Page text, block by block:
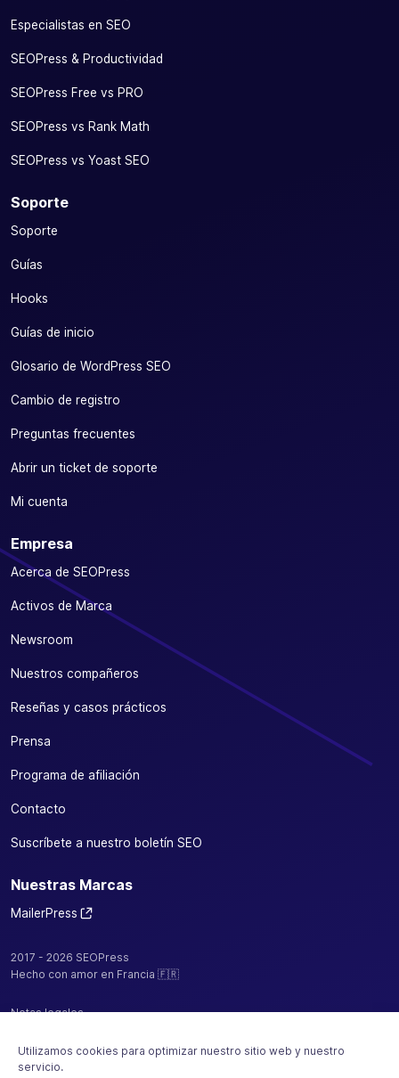
Utilizamos cookies para optimizar nuestro sitio web y nuestro
servicio.
Especialistas en SEO
SEOPress & Productividad
SEOPress Free vs PRO
SEOPress vs Rank Math
SEOPress vs Yoast SEO
Soporte
Soporte
Guías
Hooks
Guías de inicio
Glosario de WordPress SEO
Cambio de registro
Preguntas frecuentes
Abrir un ticket de soporte
Mi cuenta
Empresa
Acerca de SEOPress
Activos de Marca
Newsroom
Nuestros compañeros
Reseñas y casos prácticos
Prensa
Programa de afiliación
Contacto
Suscríbete a nuestro boletín SEO
Nuestras Marcas
MailerPress
2017 - 2026 SEOPress
Hecho con amor en Francia 🇫🇷
Notas legales
Política de confidencialidad / cookies
CGV